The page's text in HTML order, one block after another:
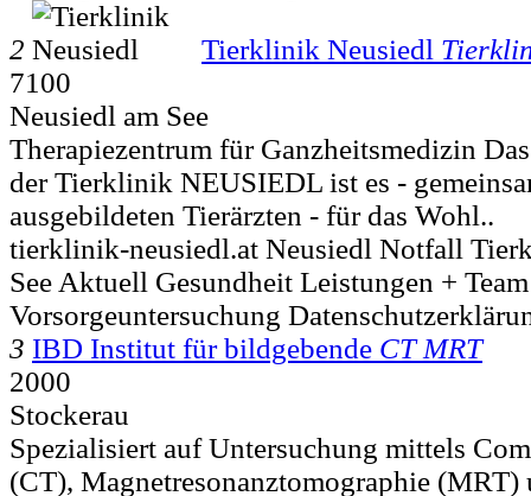
2 Tierklinik Neusiedl
7100
Neusiedl am See
Therapiezentrum für Ganzheitsmedizin
der Tierklinik NEUSIEDL ist es -
ausgebildeten Tierärzten - für das Wohl..
tierklinik-neusiedl.at Neusiedl Notfall
See Aktuell Gesundheit Leistungen +
Vorsorgeuntersuchung
3 IBD Institut für bildgebende CT MRT
2000
Stockerau
Spezialisiert auf Untersuchung mittels
(CT), Magnetresonanztomographie